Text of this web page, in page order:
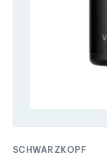
SCHWARZKOPF